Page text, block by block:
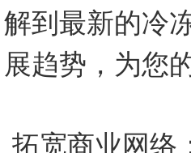
解到最新的冷
展趋势，为您
拓宽商业网络